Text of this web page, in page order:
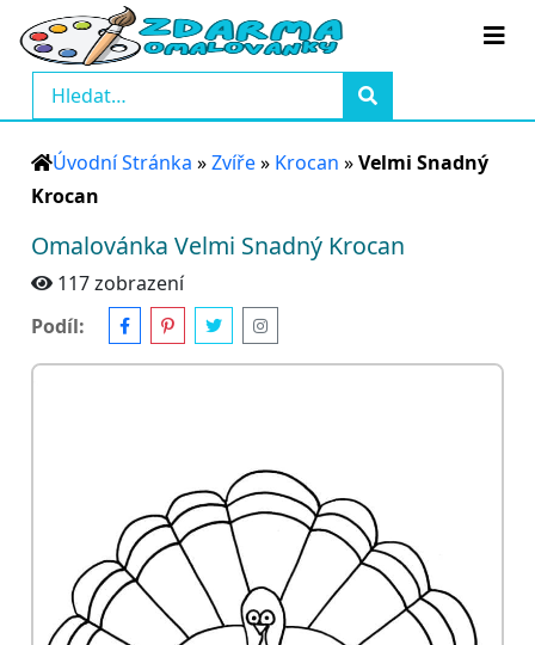
Úvodní Stránka »Zvíře» Krocan »Velmi Snadný
Krocan
Omalovánka Velmi Snadný Krocan
117 zobrazení
Podíl: